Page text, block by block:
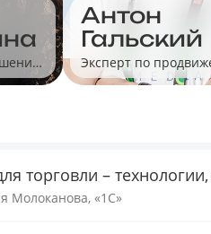
Антон
Гальский
Эксперт по
Яндекс
торговли –
Молоканова, «1С»